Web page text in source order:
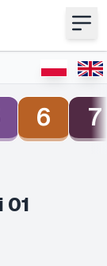
6 7
01